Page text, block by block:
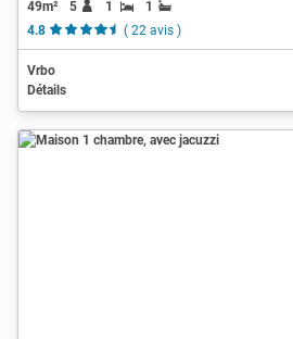
49m² 5 1
1
4.8
( 22 avis )
Vrbo
Détails